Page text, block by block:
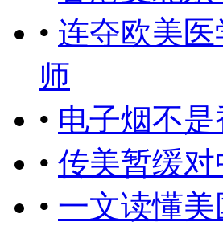
• 连夺欧美
师
• 电子烟不
• 传美暂缓
• 一文读懂